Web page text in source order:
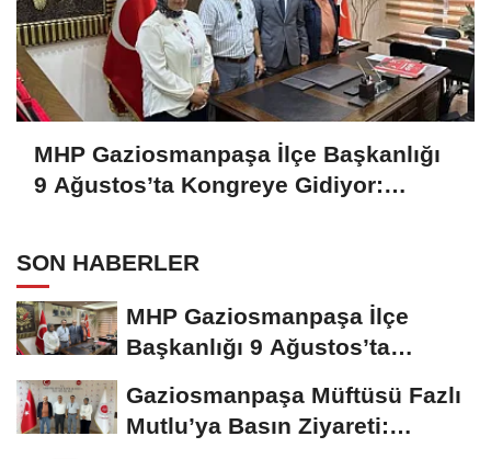
MHP Gaziosmanpaşa İlçe Başkanlığı
9 Ağustos’ta Kongreye Gidiyor:
SON HABERLER
MHP Gaziosmanpaşa İlçe
Başkanlığı 9 Ağustos’ta
Gaziosmanpaşa Müftüsü Fazlı
Mutlu’ya Basın Ziyareti: